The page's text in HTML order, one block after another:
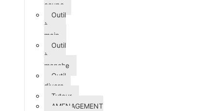
coupe
Outil
à
main
Outil
à
manche
Outil
divers
Tuteur
AMENAGEMENT